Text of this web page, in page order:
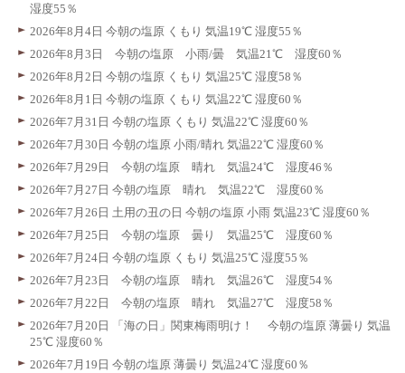
湿度55％
2026年8月4日 今朝の塩原 くもり 気温19℃ 湿度55％
2026年8月3日 今朝の塩原 小雨/曇 気温21℃ 湿度60％
2026年8月2日 今朝の塩原 くもり 気温25℃ 湿度58％
2026年8月1日 今朝の塩原 くもり 気温22℃ 湿度60％
2026年7月31日 今朝の塩原 くもり 気温22℃ 湿度60％
2026年7月30日 今朝の塩原 小雨/晴れ 気温22℃ 湿度60％
2026年7月29日 今朝の塩原 晴れ 気温24℃ 湿度46％
2026年7月27日 今朝の塩原 晴れ 気温22℃ 湿度60％
2026年7月26日 土用の丑の日 今朝の塩原 小雨 気温23℃ 湿度60％
2026年7月25日 今朝の塩原 曇り 気温25℃ 湿度60％
2026年7月24日 今朝の塩原 くもり 気温25℃ 湿度55％
2026年7月23日 今朝の塩原 晴れ 気温26℃ 湿度54％
2026年7月22日 今朝の塩原 晴れ 気温27℃ 湿度58％
2026年7月20日 「海の日」関東梅雨明け！ 今朝の塩原 薄曇り 気温
25℃ 湿度60％
2026年7月19日 今朝の塩原 薄曇り 気温24℃ 湿度60％